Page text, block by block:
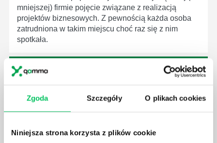
Zgoda Szczegóły O plikach cookies
Niniejsza strona korzysta z plików cookie
mniejszej) firmie pojęcie związane z realizacją
projektów biznesowych. Z pewnością każda osoba
zatrudniona w takim miejscu choć raz się z nim
spotkała.
JAKIE UMIEJĘTNOŚCI MENEDŻERSKIE
POWINIEN MIEĆ BRYGADZISTA?
Nawet zespół złożony z doskonale wykształconych i